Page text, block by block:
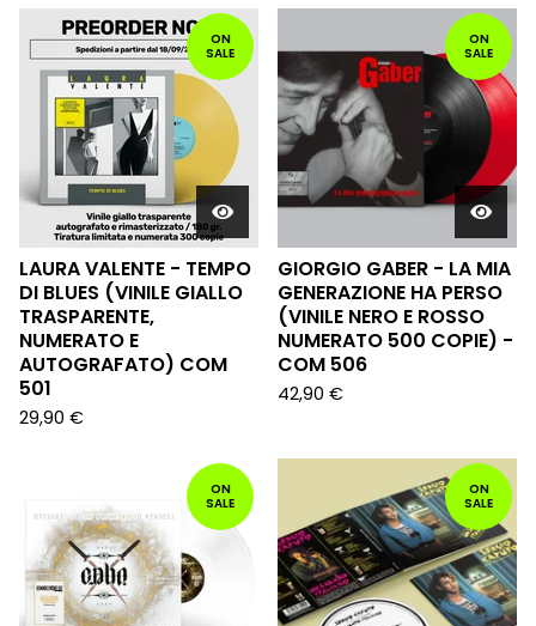
ON
SALE
LAURA VALENTE - TEMPO
DI BLUES (VINILE GIALLO
TRASPARENTE,
NUMERATO E
AUTOGRAFATO) COM
501
29,90 €
ON
SALE
GIORGIO GABER - LA MIA
GENERAZIONE HA PERSO
(VINILE NERO E ROSSO
NUMERATO 500 COPIE) -
COM 506
42,90 €
ON
SALE
ON
SALE